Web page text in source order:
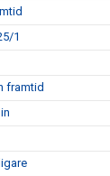
1
framtid